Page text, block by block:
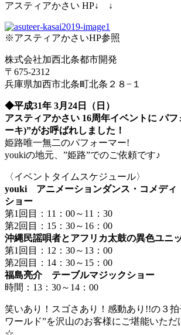
アスティアかさい HP↓ ↓
※アスティアかさいHP参照
株式会社加西北条都市開発
〒675-2312
兵庫県加西市北条町北条２８−１
◆平成31年 3月24日（日）
アスティアかさい 16周年イベントに パ
ーキ)”がお呼ばれしました！
姫路唯一無二のパフォーマー!
youkiの地元、”姫路”でのご依頼です♪
〈イベントタイムスケジュール〉
youki アニメーションダンス・コメディ
ショー
第1回目：11：00～11：30
第2回目：15：30～16：00
沖縄民謡唄者とアフリカ太鼓の異色ユニ
第1回目：12：30～13：00
第2回目：14：30～15：00
福島亮介 テーブルマジックショー
時間：13：30～14：00
笑いあり！スゴさあり！感動あり!!の３拍
ワールド”を沢山のお客様にご堪能いただ